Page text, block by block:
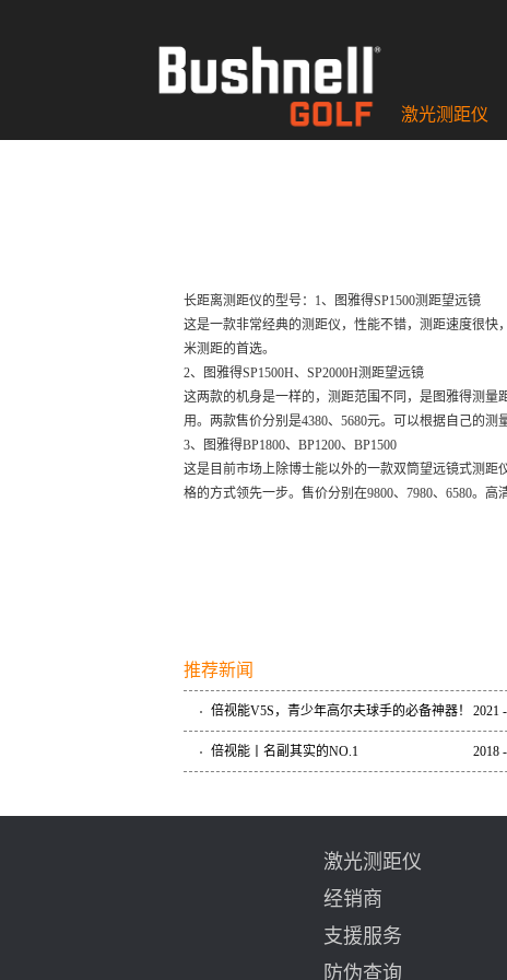
激光测距仪
长距离测距仪的型号：1、图雅得SP1500测距望远镜
这是一款非常经典的测距仪，性能不错，测距速度很快
米测距的首选。
2、图雅得SP1500H、SP2000H测距望远镜
这两款的机身是一样的，测距范围不同，是图雅得测
用。两款售价分别是4380、5680元。可以根据自己的测
3、图雅得BP1800、BP1200、BP1500
这是目前市场上除博士能以外的一款双筒望远镜式测
格的方式领先一步。售价分别在9800、7980、6580。
推荐新闻
倍视能V5S，青少年高尔夫球手的必备神器！ 2021 -
倍视能丨名副其实的NO.1 2018 -
激光测距仪
经销商
支援服务
防伪查询